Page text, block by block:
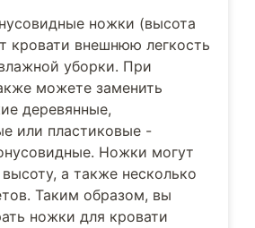
ножки (высота
кровати внешнюю легкость
уборки. При
можете заменить
деревянные,
или пластиковые -
Ножки могут
а также несколько
Таким образом, вы
ножки для кровати